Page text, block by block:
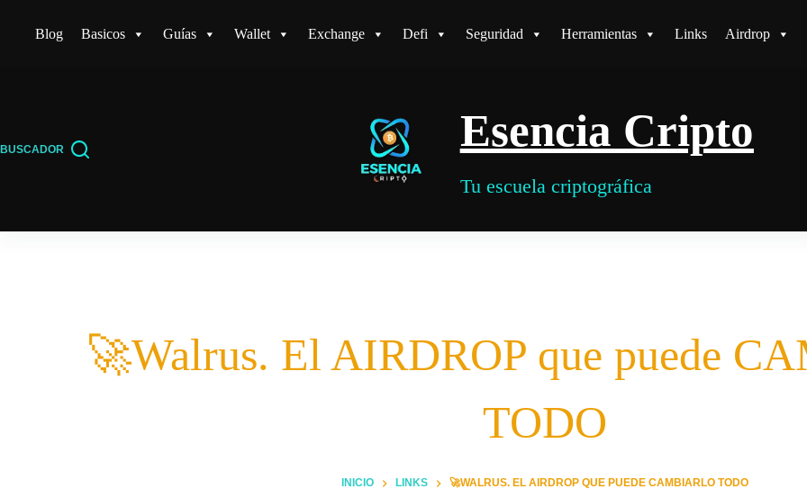
Blog Basicos Guías Wallet Exchange Defi Seguridad Herramientas Links Airdrop
BUSCADOR Esencia Cripto
Tu escuela criptográfica
🚀Walrus. El AIRDROP que puede
TODO
INICIO LINKS 🚀WALRUS. EL AIRDROP QUE PUEDE CAMBIARLO TODO